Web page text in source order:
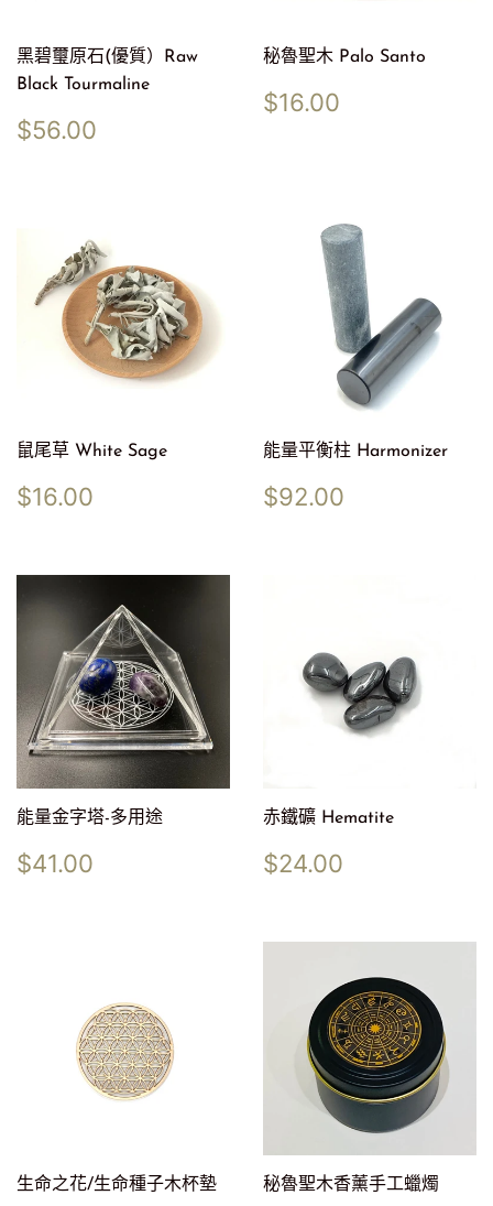
黑碧璽原石(優質）Raw
Black Tourmaline
定
價
$56.00
秘魯聖木 Palo Santo
定
價
$16.00
鼠尾草 White Sage
定
價
$16.00
能量平衡柱 Harmonizer
定
價
$92.00
能量金字塔-多用途
定
價
$41.00
赤鐵礦 Hematite
定
價
$24.00
生命之花/生命種子木杯墊 秘魯聖木香薰手工蠟燭